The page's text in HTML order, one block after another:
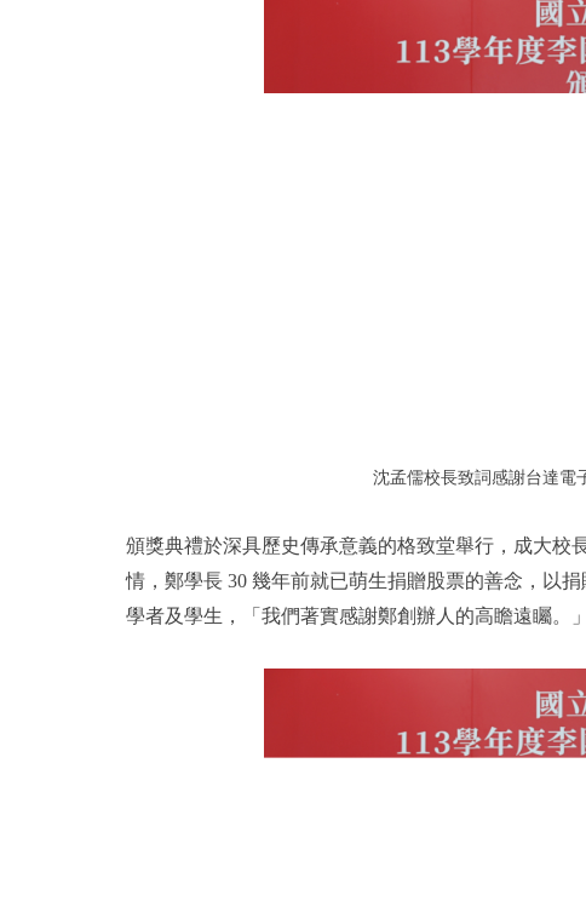
沈孟儒校長致詞感謝台達電
頒獎典禮於深具歷史傳承意義的格致堂舉行，成大校
情，鄭學長 30 幾年前就已萌生捐贈股票的善念，以
學者及學生，「我們著實感謝鄭創辦人的高瞻遠矚。」